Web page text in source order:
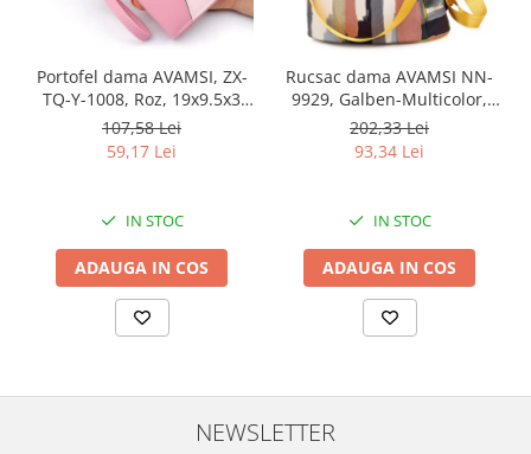
Portofel dama AVAMSI, ZX-
TQ-Y-1008, Roz, 19x9.5x3
cm
107,58 Lei
59,17 Lei
IN STOC
ADAUGA IN COS
Rucsac dama AVAMSI NN-
9929, Galben-Multicolor,
33x31x12 cm
202,33 Lei
93,34 Lei
IN STOC
ADAUGA IN COS
NEWSLETTER